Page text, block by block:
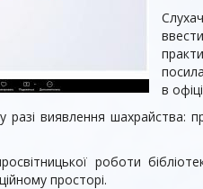
в
виявлення шахрайства:
роботи
просторі.